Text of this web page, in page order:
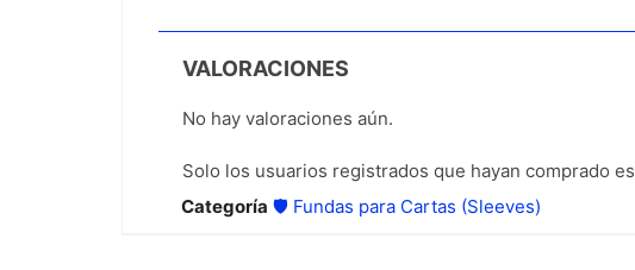
VALORACIONES
No hay valoraciones aún.
Solo los usuarios registrados que hayan comprado
Categoría 🛡️ Fundas para Cartas (Sleeves)